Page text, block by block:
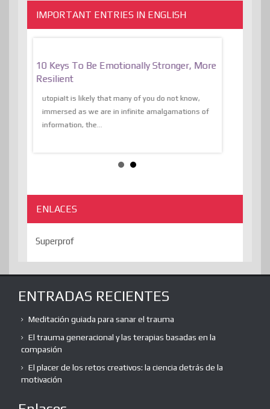
IMPORTANT ENTRIES IN ENGLISH
10 Keys To Be Emotionally Stronger, More
Resilient
utopiaIt is likely that many of you do not know,
immersed as we are in infinite amalgamations of
information, the...
ENLACES
Superprof
ENTRADAS RECIENTES
Meditación guiada para sanar el trauma
El trauma generacional y las terapias basadas en la
compasión
El placer de los retos creativos: la ciencia detrás de la
motivación